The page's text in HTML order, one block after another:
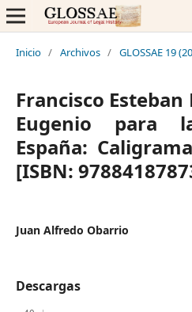
Inicio / Archivos / GLOSSAE 19
Francisco
Eugenio para
España:
[ISBN:
Juan Alfredo Obarrio
Descargas